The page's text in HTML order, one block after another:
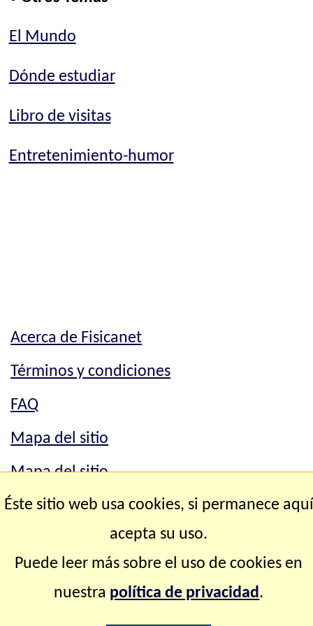
El Mundo
Dónde estudiar
Libro de visitas
Entretenimiento-humor
Acerca de Fisicanet
Términos y condiciones
FAQ
Mapa del sitio
Mapa del sitio
Contacto
Copyright © 2.000-2.028 Fisicanet ® Todos los
derechos reservados
Éste sitio web usa cookies, si permanece aquí
acepta su uso.
Puede leer más sobre el uso de cookies en
nuestra política de privacidad.